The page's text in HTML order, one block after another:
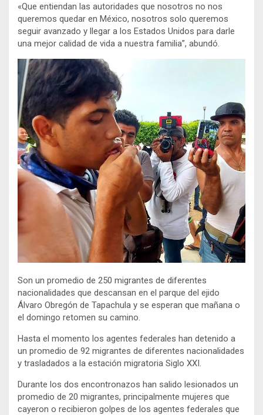
«Que entiendan las autoridades que nosotros no nos
queremos quedar en México, nosotros solo queremos
seguir avanzado y llegar a los Estados Unidos para darle
una mejor calidad de vida a nuestra familia”, abundó.
Son un promedio de 250 migrantes de diferentes
nacionalidades que descansan en el parque del ejido
Álvaro Obregón de Tapachula y se esperan que mañana o
el domingo retomen su camino.
Hasta el momento los agentes federales han detenido a
un promedio de 92 migrantes de diferentes nacionalidades
y trasladados a la estación migratoria Siglo XXI.
Durante los dos encontronazos han salido lesionados un
promedio de 20 migrantes, principalmente mujeres que
cayeron o recibieron golpes de los agentes federales que